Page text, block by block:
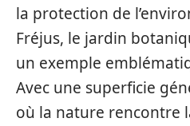
la protection de
Fréjus, le jardin
un exemple
Avec une superficie
où la nature rencontre